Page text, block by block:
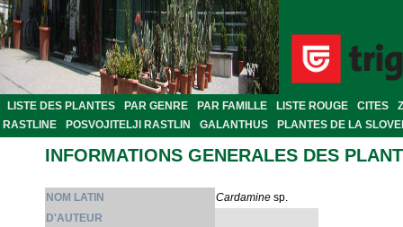
LISTE DES PLANTES PAR GENRE PAR FAMILLE LISTE ROUGE CITES
RASTLINE
POSVOJITELJI RASTLIN GALANTHUS PLANTES DE LA
INFORMATIONS GENERALES DES
NOM LATIN Cardamine sp.
D'AUTEUR